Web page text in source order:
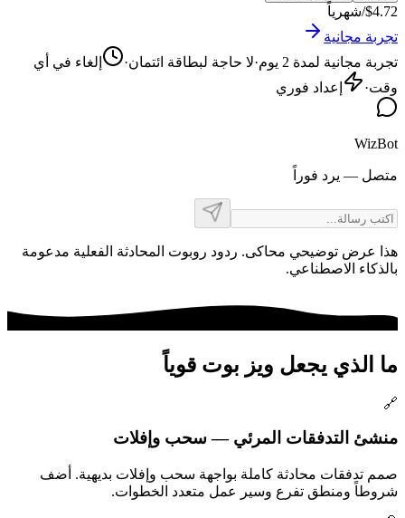
$4.72/شهرياً
تجربة مجانية
تجربة مجانية لمدة 2 يوم
·لا حاجة لبطاقة ائتمان·
إلغاء في أي
وقت· إعداد فوري
WizBot
متصل — يرد فوراً
هذا عرض توضيحي محاكى. ردود روبوت المحادثة الفعلية مدعومة
بالذكاء الاصطناعي.
ما الذي يجعل ويز بوت قوياً
🔗
منشئ التدفقات المرئي — سحب وإفلات
صمم تدفقات محادثة كاملة بواجهة سحب وإفلات بديهية. أضف
شروطاً ومنطق تفرع وسير عمل متعدد الخطوات.